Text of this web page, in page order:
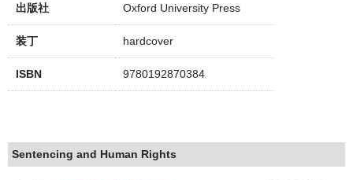
出版社 Oxford University Press
装丁 hardcover
ISBN 9780192870384
Sentencing and Human Rights